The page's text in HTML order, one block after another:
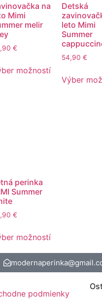
na
Mimi
melir
€
možností
Detská
leto Mimi
Summer
54,90 €
Výber
perinka
Summer
€
možností
podmienky